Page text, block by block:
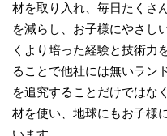
材を取り入れ、毎日たくさ
を減らし、お子様にやさし
くより培った経験と技術力
ることで他社には無いラン
を追究することだけではな
材を使い、地球にもお子様